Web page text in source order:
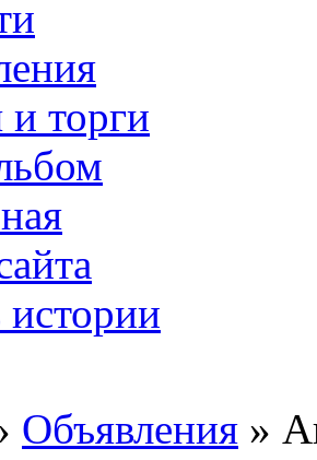
и торги
Объявления »